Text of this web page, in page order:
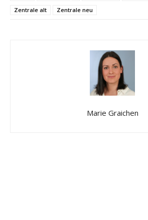
Zentrale alt
Zentrale neu
Marie Graichen